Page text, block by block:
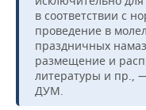
в соответствии с
проведение в
праздничных
размещение и
литературы и пр.,
ДУМ.